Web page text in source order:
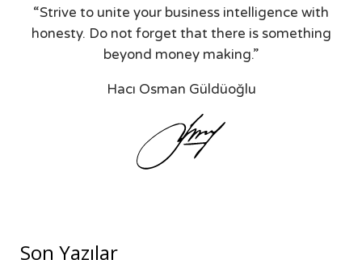
“Strive to unite your business intelligence with
honesty. Do not forget that there is something
beyond money making.”
Hacı Osman Güldüoğlu
Son Yazılar